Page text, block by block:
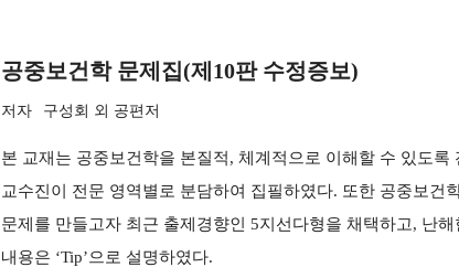
공중보건학 문제집(제10판 수정증보)
저자 구성회 외 공편저
본 교재는 공중보건학을 본질적, 체계적으로 이해할 수 있도록
교수진이 전문 영역별로 분담하여 집필하였다. 또한 공중보건
문제를 만들고자 최근 출제경향인 5지선다형을 채택하고, 난
내용은 ‘Tip’으로 설명하였다.